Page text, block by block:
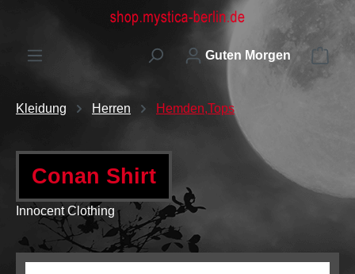
Guten Morgen
Kleidung Herren Hemden,Tops
Conan Shirt
Innocent Clothing
Bildergalerie überspringen